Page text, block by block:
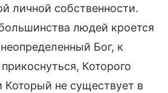
личной собственности.
людей кроется
Бог, к
Которого
Который не существует в